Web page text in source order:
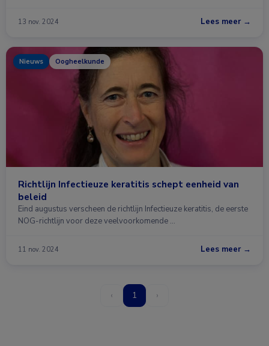
13 nov. 2024 Lees meer →
Nieuws Oogheelkunde
Richtlijn Infectieuze keratitis schept eenheid van
beleid
Eind augustus verscheen de richtlijn Infectieuze keratitis, de eerste
NOG-richtlijn voor deze veelvoorkomende …
11 nov. 2024 Lees meer →
‹ 1 ›